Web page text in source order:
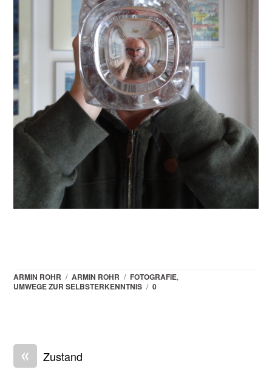
ARMIN ROHR / ARMIN ROHR / FOTOGRAFIE,
UMWEGE ZUR SELBSTERKENNTNIS / 0
« Zustand